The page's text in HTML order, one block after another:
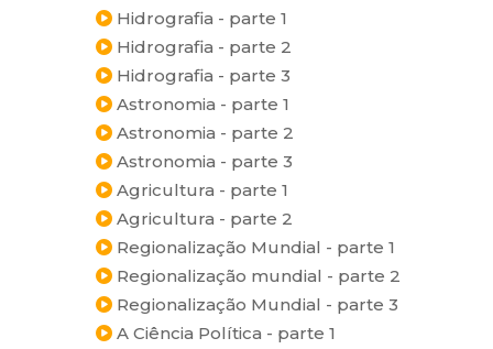
Hidrografia - parte 1
Hidrografia - parte 2
Hidrografia - parte 3
Astronomia - parte 1
Astronomia - parte 2
Astronomia - parte 3
Agricultura - parte 1
Agricultura - parte 2
Regionalização Mundial - parte 1
Regionalização mundial - parte 2
Regionalização Mundial - parte 3
A Ciência Política - parte 1